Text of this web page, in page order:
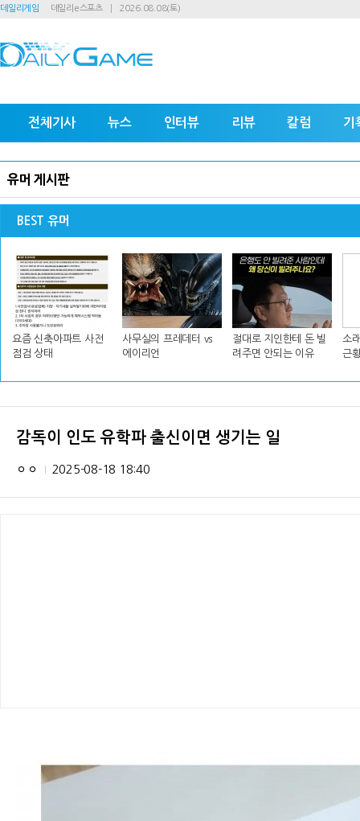
데일리게임 데일리e스포츠 2026.08.08(토)
전체기사 뉴스 인터뷰 리뷰 칼럼 기
유머 게시판
BEST 유머
요즘 신축아파트 사전
점검 상태
사무실의 프레데터 vs
에이리언
절대로 지인한테 돈 빌
려주면 안되는 이유
소
근
감독이 인도 유학파 출신이면 생기는 일
ㅇㅇ 2025-08-18 18:40